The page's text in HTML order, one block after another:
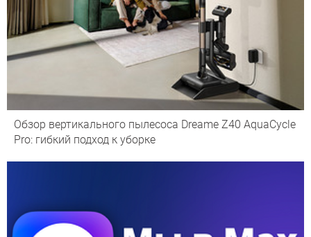
Обзор вертикального пылесоса Dreame Z40 AquaCycle
Pro: гибкий подход к уборке